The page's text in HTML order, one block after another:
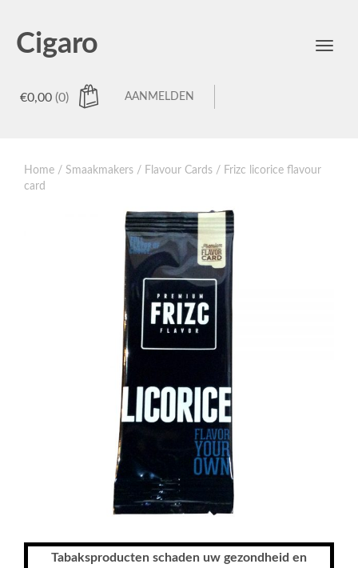
Cigaro
Toggle
€0,00 (0) AANMELDEN
Home / Smaakmakers / Flavour Cards / Frizc licorice flavour
card
Tabaksproducten schaden uw gezondheid en